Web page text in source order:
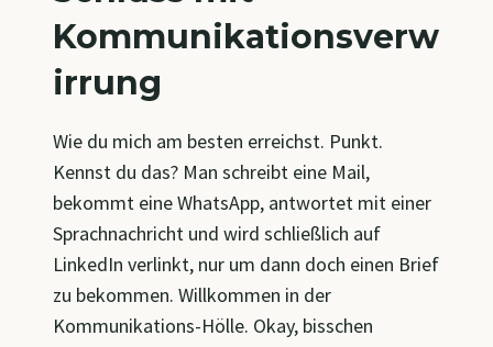
Kommunikationsverw
irrung
Wie du mich am besten erreichst. Punkt.
Kennst du das? Man schreibt eine Mail,
bekommt eine WhatsApp, antwortet mit einer
Sprachnachricht und wird schließlich auf
LinkedIn verlinkt, nur um dann doch einen Brief
zu bekommen. Willkommen in der
Kommunikations-Hölle. Okay, bisschen